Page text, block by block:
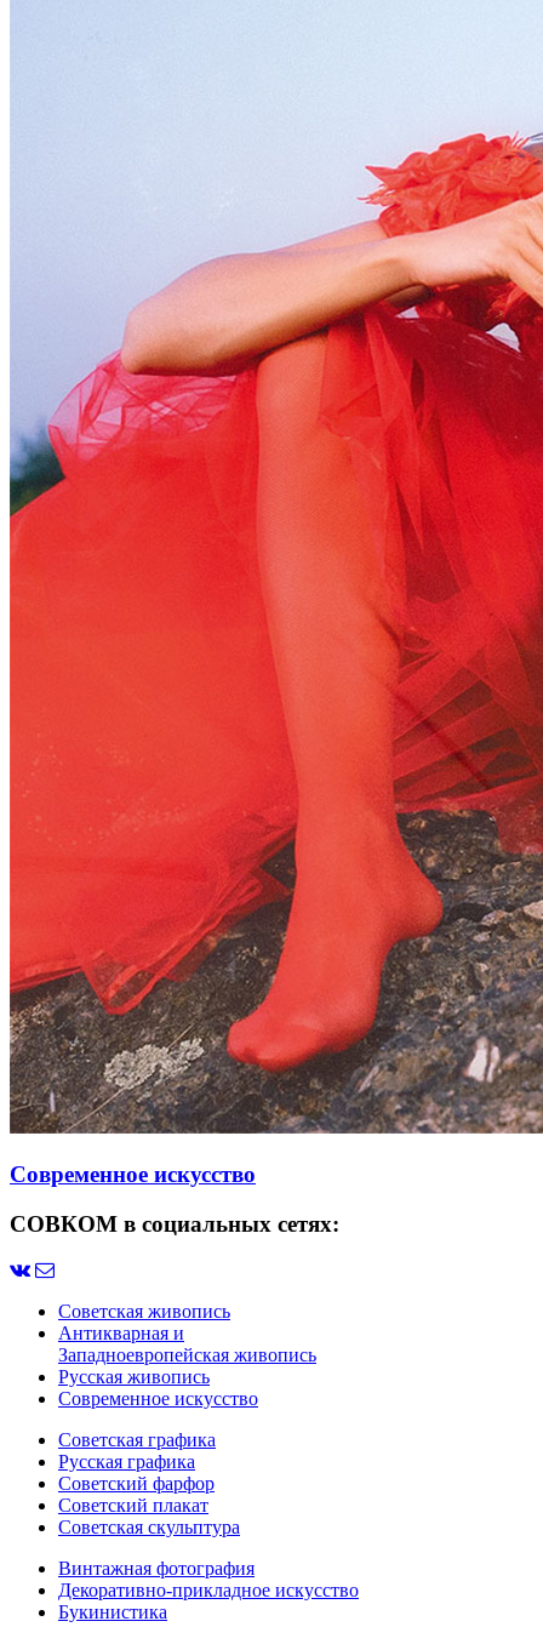
Современное искусство
СОВКОМ в социальных сетях:
Советская живопись
Антикварная и
Западноевропейская живопись
Русская живопись
Современное искусство
Советская графика
Русская графика
Советский фарфор
Советский плакат
Советская скульптура
Винтажная фотография
Декоративно-прикладное искусство
Букинистика